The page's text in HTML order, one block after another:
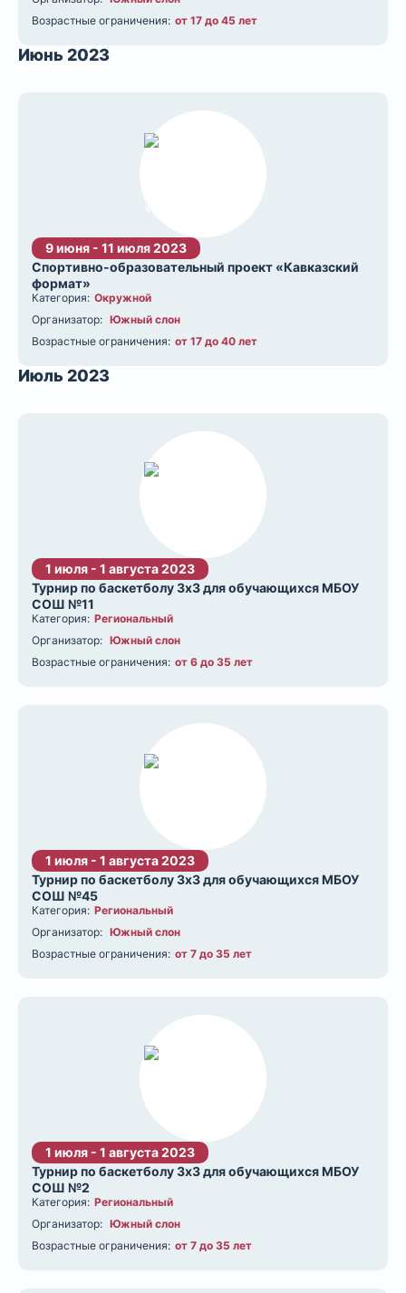
Возрастные ограничения: от 17 до 45 лет
Июнь 2023
9 июня - 11 июля 2023
Спортивно-образовательный проект «Кавказский
формат»
Категория: Окружной
Организатор: Южный слон
Возрастные ограничения: от 17 до 40 лет
Июль 2023
1 июля - 1 августа 2023
Турнир по баскетболу 3х3 для обучающихся МБОУ
СОШ №11
Категория: Региональный
Организатор: Южный слон
Возрастные ограничения: от 6 до 35 лет
1 июля - 1 августа 2023
Турнир по баскетболу 3х3 для обучающихся МБОУ
СОШ №45
Категория: Региональный
Организатор: Южный слон
Возрастные ограничения: от 7 до 35 лет
1 июля - 1 августа 2023
Турнир по баскетболу 3х3 для обучающихся МБОУ
СОШ №2
Категория: Региональный
Организатор: Южный слон
Возрастные ограничения: от 7 до 35 лет